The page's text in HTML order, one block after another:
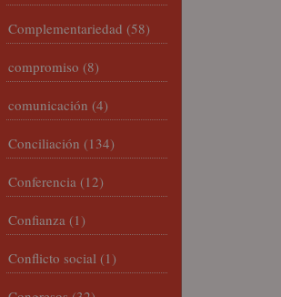
Complementariedad (58)
compromiso (8)
comunicación (4)
Conciliación (134)
Conferencia (12)
Confianza (1)
Conflicto social (1)